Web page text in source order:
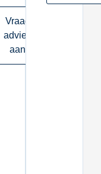
Vraag
advies
aan